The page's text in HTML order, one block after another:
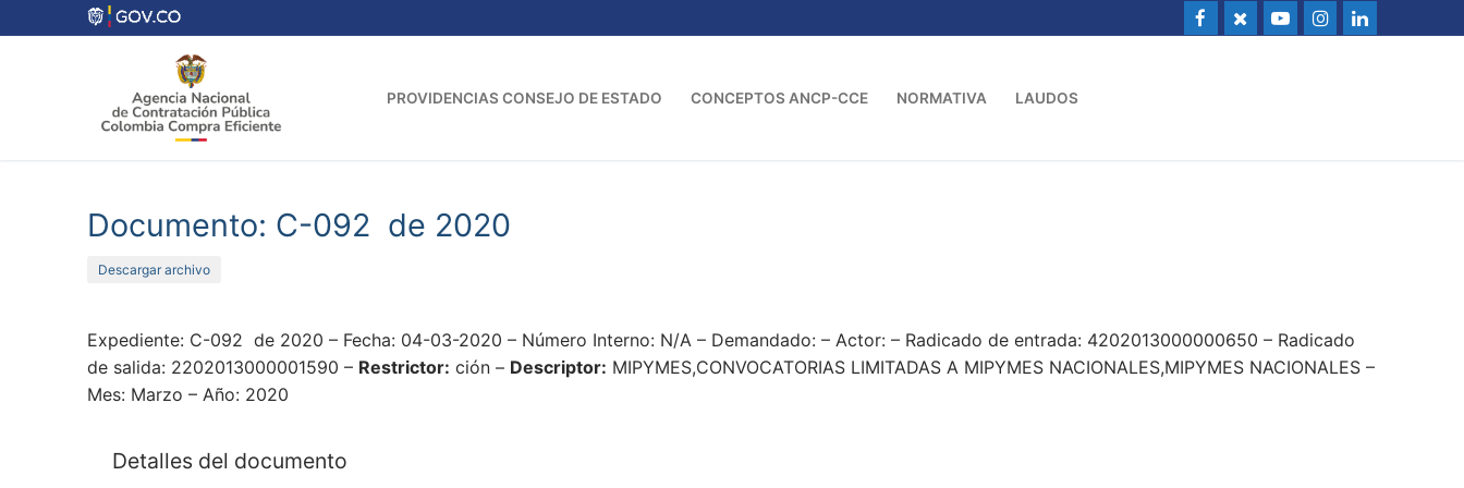
al
PROVIDENCIAS CONSEJO DE ESTADO CONCEPTOS ANCP-CCE NORMATIVA LAUDOS
Documento: C-092 de 2020
Descargar archivo
Expediente: C-092 de 2020 – Fecha: 04-03-2020 – Número Interno: N/A – Demandado: – Actor: – Radicado de entrada: 4202013000000650 – Radicado
de salida: 2202013000001590 – Restrictor: ción – Descriptor: MIPYMES,CONVOCATORIAS LIMITADAS A MIPYMES NACIONALES,MIPYMES NACIONALES –
Mes: Marzo – Año: 2020
Detalles del documento